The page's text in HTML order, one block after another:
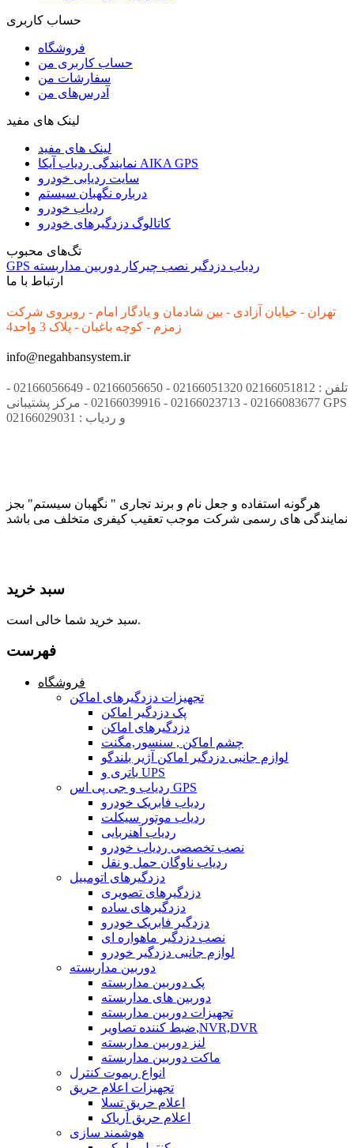
حساب کاربری
فروشگاه
حساب کاربری من
سفارشات من
آدرس‌های من
لینک های مفید
لینک های مفید
نمایندگی ردیاب آیکا AIKA GPS
سایت ردیابی خودرو
درباره نگهبان سیستم
ردیاب خودرو
کاتالوگ دزدگیرهای خودرو
تگ‌های محبوب
GPS
ردیاب دزدگیر نصب چیرکار دوربین مداربسته
ارتباط با ما
تهران - خیابان آزادی - بین شادمان و یادگار امام - روبروی شرکت
زمزم - کوچه باغبان - پلاک 3 واحد4
info@negahbansystem.ir
تلفن : 02166051812 02166051320 - 02166056650 - 02166056649 -
02166083677 - 02166023713 - 02166039916 - مرکز پشتیبانی GPS
و ردیاب : 02166029031
هرگونه استفاده و جعل نام و برند تجاری " نگهبان سیستم" بجز
نمایندگی های رسمی شرکت موجب تعقیب کیفری متخلف می باشد
سبد خرید
سبد خرید شما خالی است.
فهرست
فروشگاه
تجهیزات دزدگیرهای اماکن
پک دزدگیر اماکن
دزدگیرهای اماکن
چشم اماکن , سنسور,مگنت
لوازم جانبی دزدگیر اماکن آژیر بلندگو
باتری و UPS
ردیاب و جی پی اس GPS
ردیاب فابریک خودرو
ردیاب موتور سیکلت
ردیاب آهنربایی
نصب تخصصی ردیاب خودرو
ردیاب ناوگان حمل و نقل
دزدگیرهای اتومبیل
دزدگیرهای تصویری
دزدگیرهای ساده
دزدگیر فابریک خودرو
نصب دزدگیر ماهواره ای
لوازم جانبی دزدگیر خودرو
دوربین مداربسته
پک دوربین مداربسته
دوربین های مداربسته
تجهیزات دوربین مداربسته
ضبط کننده تصاویر,NVR,DVR
لنز دوربین مداربسته
ماکت دوربین مداربسته
انواع ریموت کنترل
تجهیزات اعلام حریق
اعلام حریق تسلا
اعلام حریق آریاک
هوشمند سازی